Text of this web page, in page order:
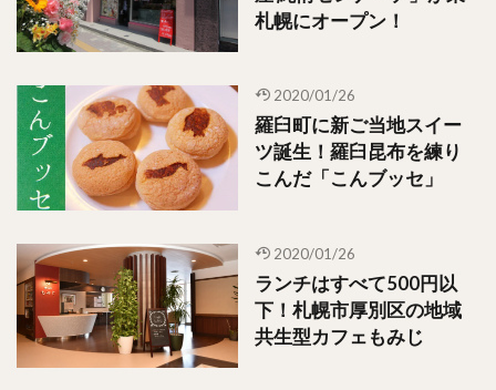
札幌にオープン！
2020/01/26
羅臼町に新ご当地スイー
ツ誕生！羅臼昆布を練り
こんだ「こんブッセ」
2020/01/26
ランチはすべて500円以
下！札幌市厚別区の地域
共生型カフェもみじ